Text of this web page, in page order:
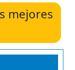
mejores